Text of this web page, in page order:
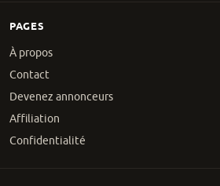
PAGES
À propos
Contact
Devenez annonceurs
Affiliation
Confidentialité